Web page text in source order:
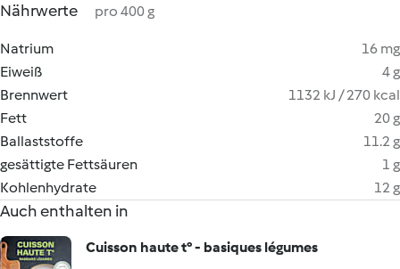
Nährwerte pro 400 g
Natrium
16 mg
Eiweiß
4 g
Brennwert
1132 kJ / 270 kcal
Fett
20 g
Ballaststoffe
11.2 g
gesättigte Fettsäuren
1 g
Kohlenhydrate
12 g
Auch enthalten in
Cuisson haute t° - basiques légumes